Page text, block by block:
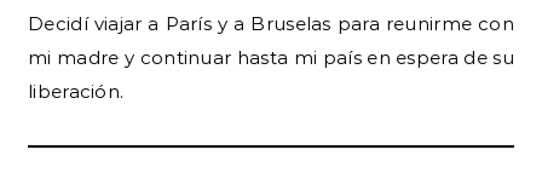
Decidí viajar a París y a Bruselas para reunirme con
mi madre y continuar hasta mi país en espera de su
liberación.